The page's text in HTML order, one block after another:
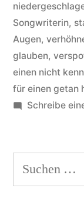
Songwriterin,
Augen,
glauben,
einen nicht
für einen getan
Schreibe
Suchen
nach: